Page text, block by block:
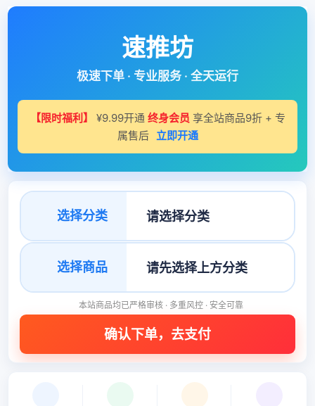
速推坊
极速下单 · 专业服务 · 全天运行
【限时福利】 ¥9.99开通 终身会员 享全站商品9折 + 专
属售后 立即开通
选择分类
选择商品
本站商品均已严格审核 · 多重风控 · 安全可靠